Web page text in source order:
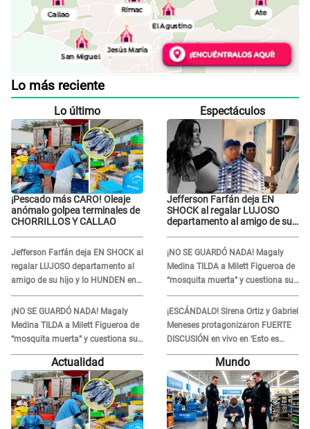
Lo más reciente
Lo último
¡Pescado más CARO! Oleaje
anómalo golpea terminales de
CHORRILLOS Y CALLAO
Jefferson Farfán deja EN SHOCK al
regalar LUJOSO departamento al
amigo de su hijo y lo HUNDEN en
redes: "A su hija se lo negó"
¡NO SE GUARDÓ NADA! Magaly
Medina TILDA a Milett Figueroa de
“mosquita muerta” y cuestiona su
RECONCILIACIÓN con Marcelo
Tinelli en TV argentina
Espectáculos
Jefferson Farfán deja EN
SHOCK al regalar LUJOSO
departamento al amigo de su
¡NO SE GUARDÓ NADA! Magaly
Medina TILDA a Milett Figueroa de
“mosquita muerta” y cuestiona su
RECONCILIACIÓN con Marcelo
Tinelli en TV argentina
¡ESCÁNDALO! Sirena Ortiz y Gabriel
Meneses protagonizaron FUERTE
DISCUSIÓN en vivo en ‘Esto es
Guerra’: “Ya no quiero...”
Actualidad Mundo